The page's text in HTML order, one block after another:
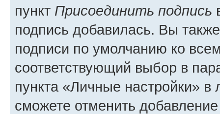
пункт Присоединить подпись
подпись добавилась. Вы
подписи по умолчанию ко
соответствующий выбор в
пункта «Личные настройки»
сможете отменить